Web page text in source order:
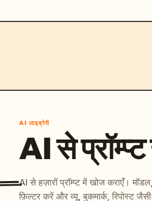
AI लाइब्रेरी
AI से
AI से हज़ारों प्रॉम्प्ट में खोज कराएँ।
फ़िल्टर करें और व्यू, बुकमार्क, रिपोस्ट